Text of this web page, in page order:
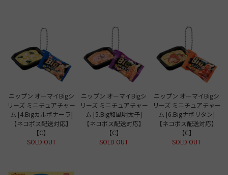
ニップン オーマイBigシ
リーズ ミニチュアチャー
ム [4.Bigカルボナーラ]
【ネコポス配送対応】
【C】
SOLD OUT
ニップン オーマイBigシ
リーズ ミニチュアチャー
ム [5.Big和風明太子]
【ネコポス配送対応】
【C】
SOLD OUT
ニップン オーマイBigシ
リーズ ミニチュアチャー
ム [6.Bigナポリタン]
【ネコポス配送対応】
【C】
SOLD OUT